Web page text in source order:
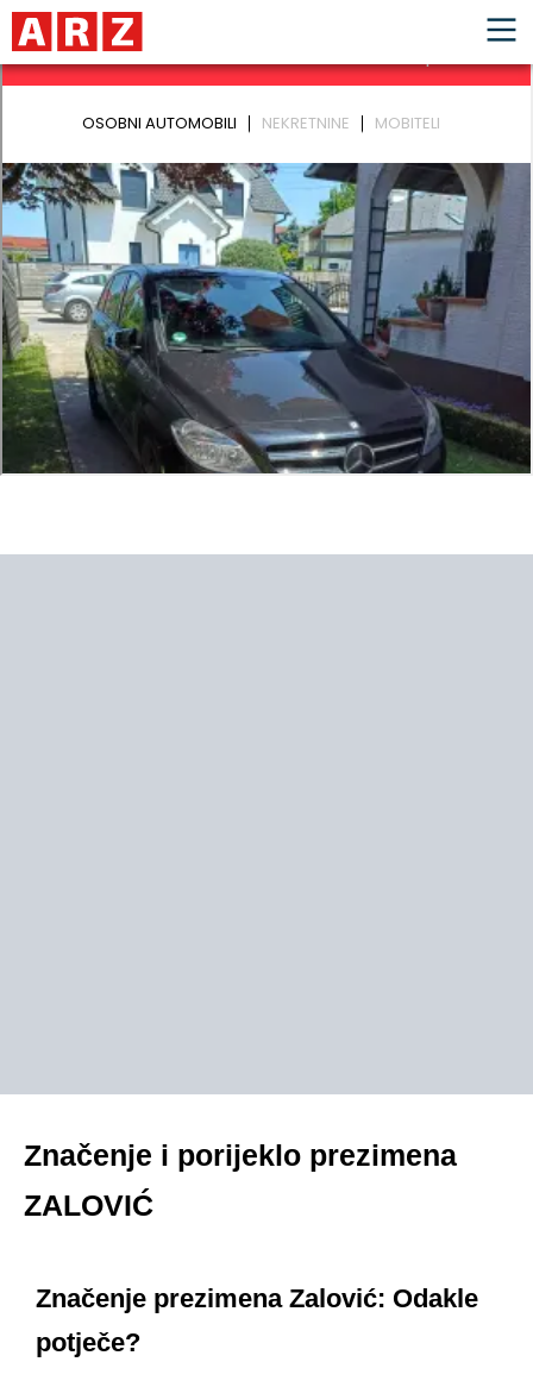
Značenje i porijeklo prezimena
ZALOVIĆ
Značenje prezimena Zalović: Odakle
potječe?